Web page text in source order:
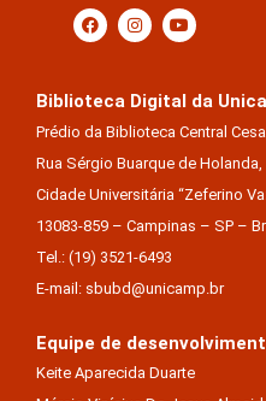
Biblioteca Digital da
Prédio da Biblioteca Central
Rua Sérgio Buarque de
Cidade Universitária “Zeferino
13083-859 – Campinas – SP –
Tel.: (19) 3521-6493
E-mail: sbubd@unicamp.br
Equipe de
Keite Aparecida Duarte